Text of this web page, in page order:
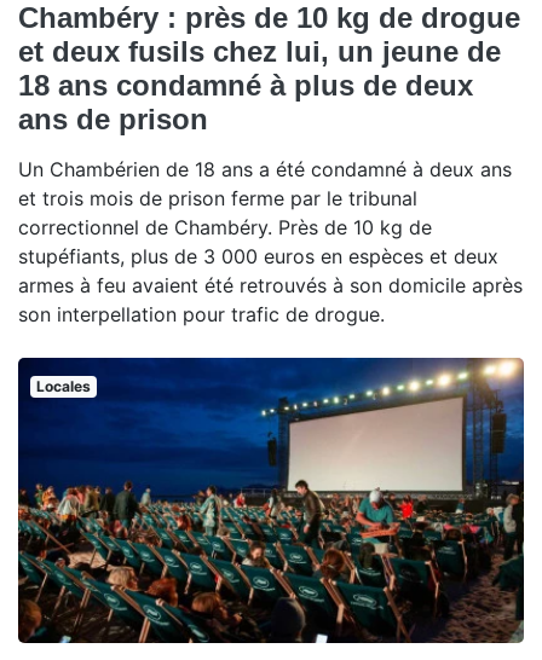
Chambéry : près de 10 kg de drogue
et deux fusils chez lui, un jeune de
18 ans condamné à plus de deux
ans de prison
Un Chambérien de 18 ans a été condamné à deux ans
et trois mois de prison ferme par le tribunal
correctionnel de Chambéry. Près de 10 kg de
stupéfiants, plus de 3 000 euros en espèces et deux
armes à feu avaient été retrouvés à son domicile après
son interpellation pour trafic de drogue.
Locales